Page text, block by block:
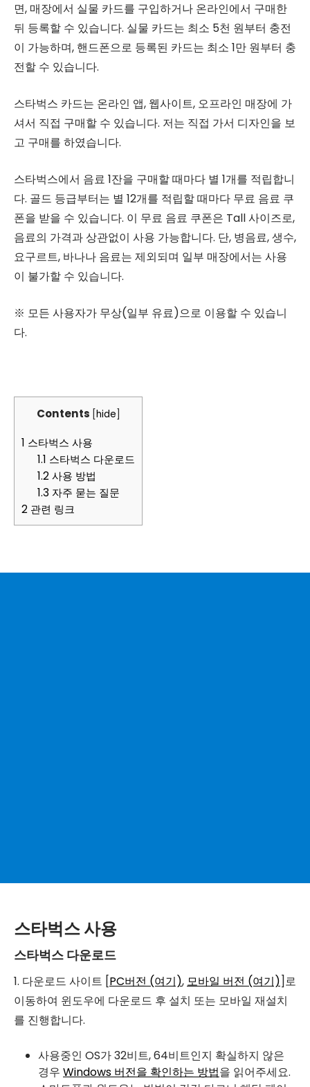
면, 매장에서 실물 카드를 구입하거나 온라인에서 구매한
뒤 등록할 수 있습니다. 실물 카드는 최소 5천 원부터 충전
이 가능하며, 핸드폰으로 등록된 카드는 최소 1만 원부터 충
전할 수 있습니다.
스타벅스 카드는 온라인 앱, 웹사이트, 오프라인 매장에 가
셔서 직접 구매할 수 있습니다. 저는 직접 가서 디자인을 보
고 구매를 하였습니다.
스타벅스에서 음료 1잔을 구매할 때마다 별 1개를 적립합니
다. 골드 등급부터는 별 12개를 적립할 때마다 무료 음료 쿠
폰을 받을 수 있습니다. 이 무료 음료 쿠폰은 Tall 사이즈로,
음료의 가격과 상관없이 사용 가능합니다. 단, 병음료, 생수,
요구르트, 바나나 음료는 제외되며 일부 매장에서는 사용
이 불가할 수 있습니다.
※ 모든 사용자가 무상(일부 유료)으로 이용할 수 있습니
다.
Contents [hide]
1 스타벅스 사용
1.1 스타벅스 다운로드
1.2사용 방법
1.3 자주 묻는 질문
2 관련 링크
스타벅스 사용
스타벅스 다운로드
1. 다운로드 사이트 [PC버전 (여기), 모바일 버전 (여기)]로
이동하여 윈도우에 다운로드 후 설치 또는 모바일 재설치
를 진행합니다.
사용중인 OS가 32비트, 64비트인지 확실하지 않은
경우 Windows 버전을 확인하는 방법을 읽어주세요.